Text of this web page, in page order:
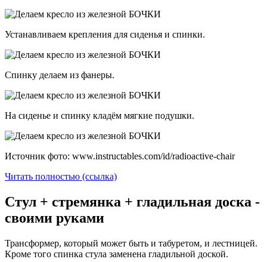
Устанавливаем крепления для сиденья и спинки.
Спинку делаем из фанеры.
На сиденье и спинку кладём мягкие подушки.
Источник фото: www.instructables.com/id/radioactive-chair
Читать полностью (ссылка)
Стул + стремянка + гладильная доска -
своими руками
Трансформер, который может быть и табуретом, и лестницей.
Кроме того спинка стула заменена гладильной доской.